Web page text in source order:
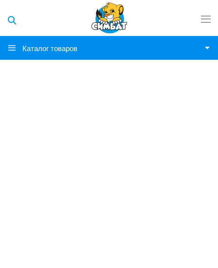
Каталог товаров